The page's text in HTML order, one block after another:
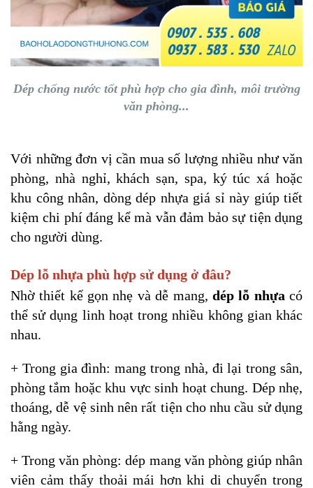
Dép chống nước tốt phù hợp cho gia đình, môi trường
văn phòng...
Với những đơn vị cần mua số lượng nhiều như văn
phòng, nhà nghỉ, khách sạn, spa, ký túc xá hoặc
khu công nhân, dòng dép nhựa giá sỉ này giúp tiết
kiệm chi phí đáng kể mà vẫn đảm bảo sự tiện dụng
cho người dùng.
Dép lỗ nhựa phù hợp sử dụng ở đâu?
Nhờ thiết kế gọn nhẹ và dễ mang, dép lỗ nhựa có
thể sử dụng linh hoạt trong nhiều không gian khác
nhau.
+ Trong gia đình: mang trong nhà, đi lại trong sân,
phòng tắm hoặc khu vực sinh hoạt chung. Dép nhẹ,
thoáng, dễ vệ sinh nên rất tiện cho nhu cầu sử dụng
hằng ngày.
+ Trong văn phòng: dép mang văn phòng giúp nhân
viên cảm thấy thoải mái hơn khi di chuyển trong